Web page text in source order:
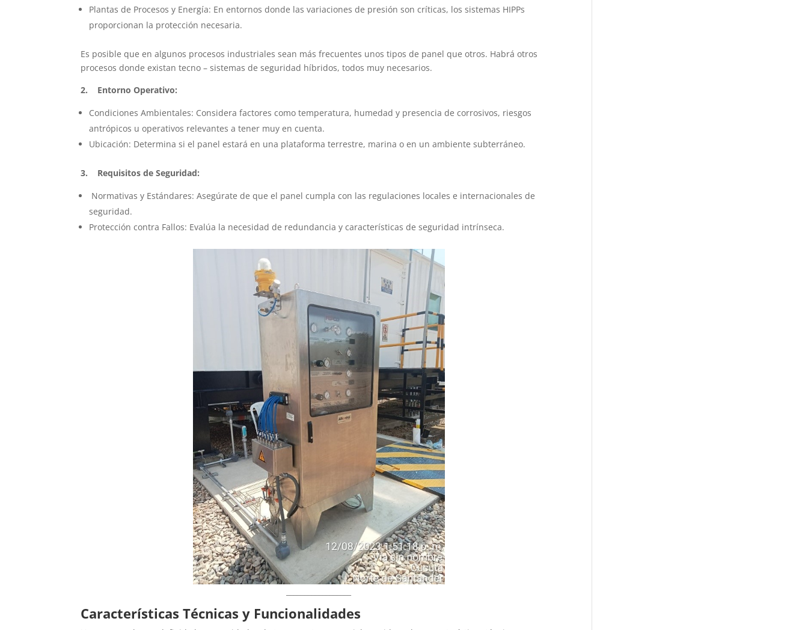
Plantas de Procesos y Energía: En entornos donde las variaciones de presión son críticas, los sistemas HIPPs
proporcionan la protección necesaria.
Es posible que en algunos procesos industriales sean más frecuentes unos tipos de panel que otros. Habrá otros
procesos donde existan tecno – sistemas de seguridad híbridos, todos muy necesarios.
2. Entorno Operativo:
Condiciones Ambientales: Considera factores como temperatura, humedad y presencia de corrosivos, riesgos
antrópicos u operativos relevantes a tener muy en cuenta.
Ubicación: Determina si el panel estará en una plataforma terrestre, marina o en un ambiente subterráneo.
3. Requisitos de Seguridad:
Normativas y Estándares: Asegúrate de que el panel cumpla con las regulaciones locales e internacionales de
seguridad.
Protección contra Fallos: Evalúa la necesidad de redundancia y características de seguridad intrínseca.
Características Técnicas y Funcionalidades